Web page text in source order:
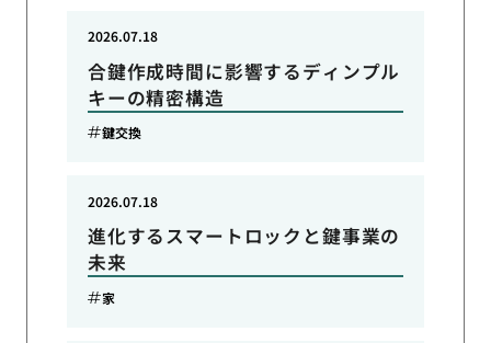
合鍵作成時間に影響するディンプル
キーの精密構造
2026.07.18
鍵交換
進化するスマートロックと鍵事業の
未来
2026.07.18
家